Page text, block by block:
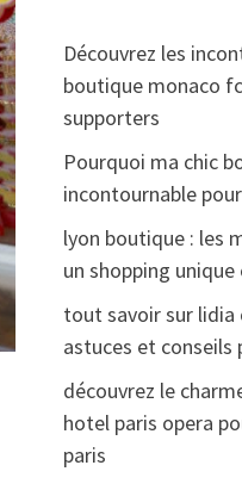
Découvrez les
boutique monaco
supporters
Pourquoi ma chic
incontournable
lyon boutique : les
un shopping unique
tout savoir sur
astuces et conseils
découvrez le
hotel paris opera
paris